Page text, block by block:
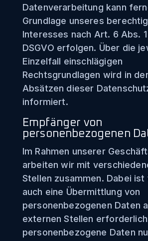
Datenverarbeitung kann
Grundlage unseres
Interesses nach Art. 6 Abs.
DSGVO erfolgen. Über die
Einzelfall einschlägigen
Rechtsgrundlagen wird in
Absätzen dieser
informiert.
Empfänger von
personenbezogenen
Im Rahmen unserer
arbeiten wir mit
Stellen zusammen. Dabei
auch eine Übermittlung von
personenbezogenen Daten
externen Stellen
personenbezogene Daten